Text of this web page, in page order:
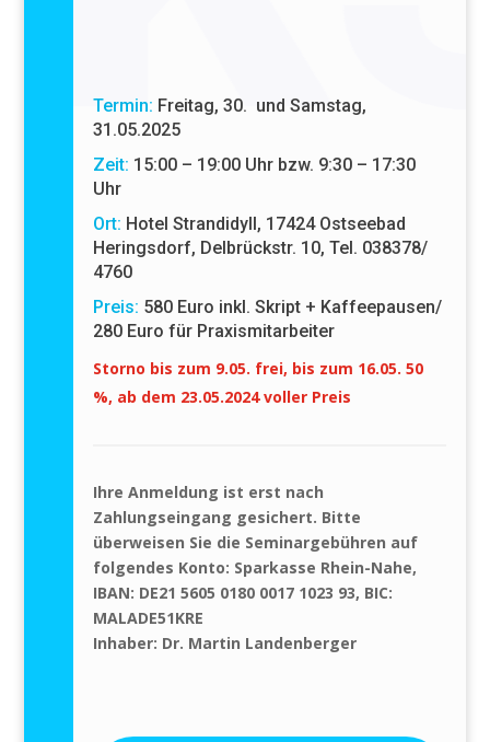
Termin: Freitag, 30. und Samstag,
31.05.2025
Zeit: 15:00 – 19:00 Uhr bzw. 9:30 – 17:30
Uhr
Ort: Hotel Strandidyll, 17424 Ostseebad
Heringsdorf, Delbrückstr. 10, Tel. 038378/
4760
Preis: 580 Euro inkl. Skript + Kaffeepausen/
280 Euro für Praxismitarbeiter
Storno bis zum 9.05. frei, bis zum 16.05. 50
%, ab dem 23.05.2024 voller Preis
Ihre Anmeldung ist erst nach
Zahlungseingang gesichert. Bitte
überweisen Sie die Seminargebühren auf
folgendes Konto: Sparkasse Rhein-Nahe,
IBAN: DE21 5605 0180 0017 1023 93, BIC:
MALADE51KRE
Inhaber: Dr. Martin Landenberger